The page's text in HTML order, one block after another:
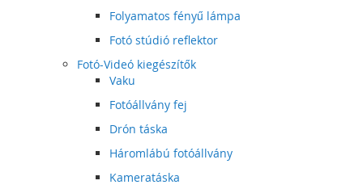
Folyamatos fényű lámpa
Fotó stúdió reflektor
Fotó-Videó kiegészítők
Vaku
Fotóállvány fej
Drón táska
Háromlábú fotóállvány
Kameratáska